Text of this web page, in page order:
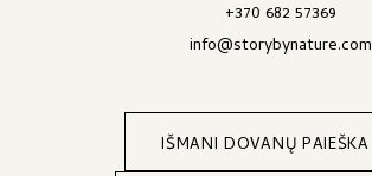
+370 682 57369
info@storybynature.com
IŠMANI DOVANŲ PAIEŠKA